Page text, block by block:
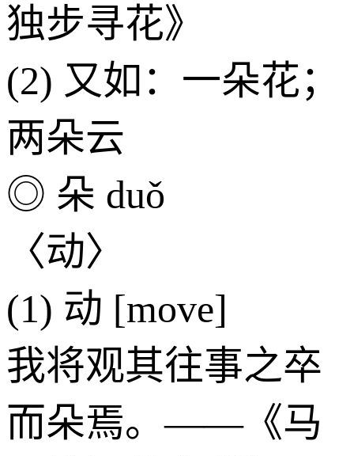
独步寻花》
(2) 又如：一朵花；
两朵云
◎ 朵 duǒ
〈动〉
(1) 动 [move]
我将观其往事之卒
而朵焉。——《马